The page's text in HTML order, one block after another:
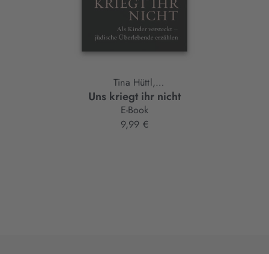
Tina Hüttl,
Alexander Meschnig
Uns kriegt ihr nicht
E-Book
9,99 €